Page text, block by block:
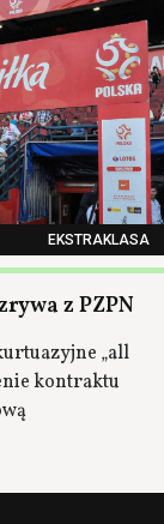
EKSTRAKLASA
z PZPN
„all
kontraktu